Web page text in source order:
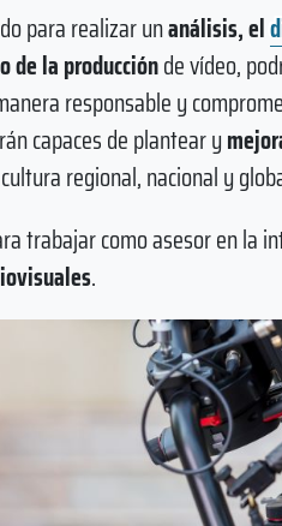
para realizar unanálisis, el
de la producciónde vídeo,
responsable y
capaces de plantear y
regional, nacional y
trabajar como asesor en la
.